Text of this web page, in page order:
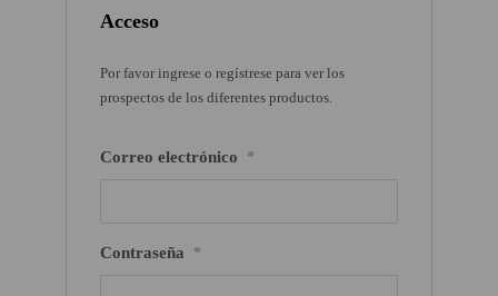
Acceso
Por favor ingrese o regístrese para ver los
prospectos de los diferentes productos.
Correo electrónico *
Contraseña *